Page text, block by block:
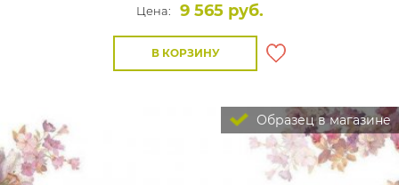
Цена:
9 565 руб.
В КОРЗИНУ
Образец в магазине